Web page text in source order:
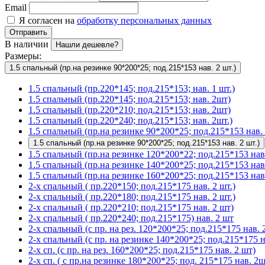
Email
Я согласен на обработку персональных данных
Отправить
В наличии Нашли дешевле?
Размеры:
1.5 спальный (пр.на резинке 90*200*25; под.215*153 нав. 2 шт.)
1.5 спальный (пр.220*145; под.215*153; нав. 1 шт.)
1.5 спальный (пр.220*145; под.215*153; нав. 2шт)
1.5 спальный (пр.220*210; под.215*153; нав. 2шт)
1.5 спальный (пр.220*240; под.215*153; нав. 2шт.)
1.5 спальный (пр.на резинке 90*200*25; под.215*153
1.5 спальный (пр.на резинке 90*200*25; под.215*153 нав. 2 шт.)
1.5 спальный (пр.на резинке 120*200*22; под.215*153
1.5 спальный (пр.на резинке 140*200*25; под.215*153
1.5 спальный (пр.на резинке 160*200*25; под.215*153
2-х спальный ( пр.220*150; под.215*175 нав. 2 шт.)
2-х спальный ( пр.220*180; под.215*175 нав. 2 шт.)
2-х спальный ( пр.220*210; под.215*175 нав. 2 шт)
2-х спальный ( пр.220*240; под.215*175) нав. 2 шт
2-х спальный (с пр. на рез. 120*200*25; под.215*175 нав.
2-х спальный (с пр. на резинке 140*200*25; под.215*175
2-х сп. (с пр. на рез. 160*200*25; под.215*175 нав. 2 шт)
2-х сп. ( с пр.на резинке 180*200*25; под. 215*175 нав.